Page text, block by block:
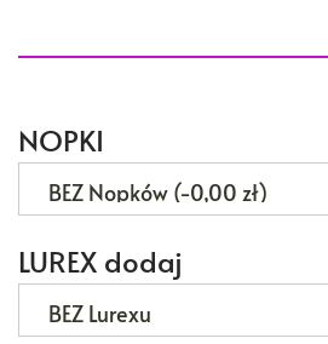
NOPKI
LUREX dodaj